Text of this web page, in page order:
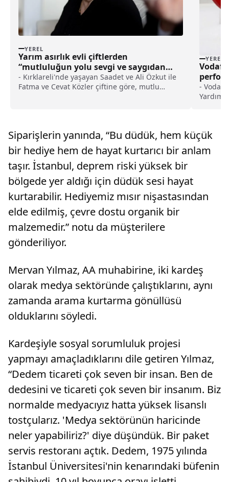
YEREL
Yarım asırlık evli çiftlerden
“mutluluğun yolu sevgi ve saygıdan
geçiyor” mesajı haberi
- Kırklareli'nde yaşayan Saadet ve Ali Özkut ile
Fatma ve Cevat Közler çiftine göre, mutlu
Evliliğimizin sırrı birbirimizi dinlemek, saygı,
sevgi. Hayırlısıyla bugüne geldik, iyilikle
güzellikle"
YEREL
aldı
-
Siparişlerin yanında, “Bu düdük, hem küçük
bir hediye hem de hayat kurtarıcı bir anlam
taşır. İstanbul, deprem riski yüksek bir
bölgede yer aldığı için düdük sesi hayat
kurtarabilir. Hediyemiz mısır nişastasından
elde edilmiş, çevre dostu organik bir
malzemedir.” notu da müşterilere
gönderiliyor.
Mervan Yılmaz, AA muhabirine, iki kardeş
olarak medya sektöründe çalıştıklarını, aynı
zamanda arama kurtarma gönüllüsü
olduklarını söyledi.
Kardeşiyle sosyal sorumluluk projesi
yapmayı amaçladıklarını dile getiren Yılmaz,
“Dedem ticareti çok seven bir insan. Ben de
dedesini ve ticareti çok seven bir insanım. Biz
normalde medyacıyız hatta yüksek lisanslı
tostçularız. 'Medya sektörünün haricinde
neler yapabiliriz?' diye düşündük. Bir paket
servis restoranı açtık. Dedem, 1975 yılında
İstanbul Üniversitesi'nin kenarındaki büfenin